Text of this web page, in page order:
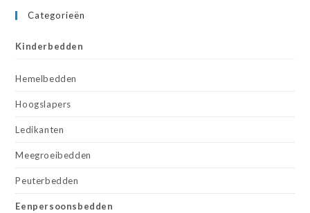
Categorieën
Kinderbedden
Hemelbedden
Hoogslapers
Ledikanten
Meegroeibedden
Peuterbedden
Eenpersoonsbedden